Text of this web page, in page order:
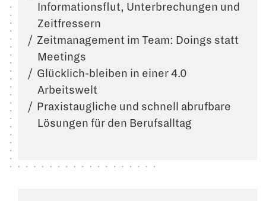
Informationsflut, Unterbrechungen und
Zeitfressern
Zeitmanagement im Team: Doings statt
Meetings
Glücklich-bleiben in einer 4.0
Arbeitswelt
Praxistaugliche und schnell abrufbare
Lösungen für den Berufsalltag